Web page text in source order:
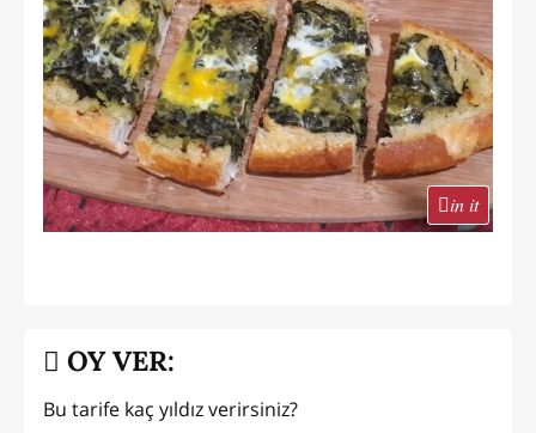
in it
OY VER:
Bu tarife kaç yıldız verirsiniz?